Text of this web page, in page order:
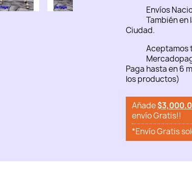
Envíos
También en
Ciudad.
Aceptamos
Paga hasta en 6
los productos)
Añade
envío Gratis!!
*Envío Gratis